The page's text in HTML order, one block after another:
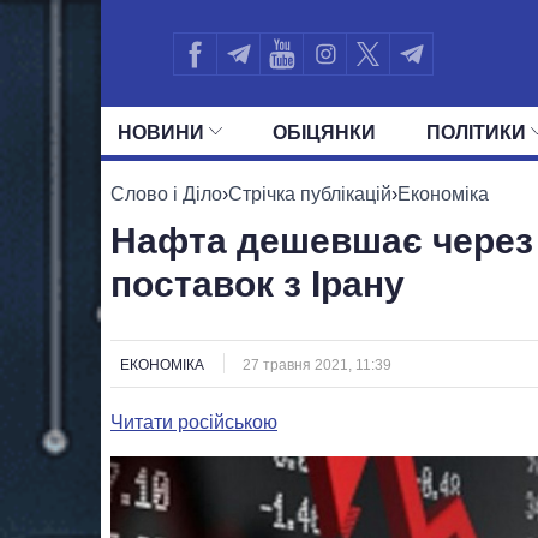
НОВИНИ ОБIЦЯНКИ ПОЛIТИКИ
УСІ ПОЛІТИКИ ПРЕЗИДЕНТ І ОФІС
Слово і Діло›Стрічка публікацій›Економіка
Нафта дешевшає
поставок з Ірану
ЕКОНОМІКА 27 травня 2021, 11:39
Читати російською